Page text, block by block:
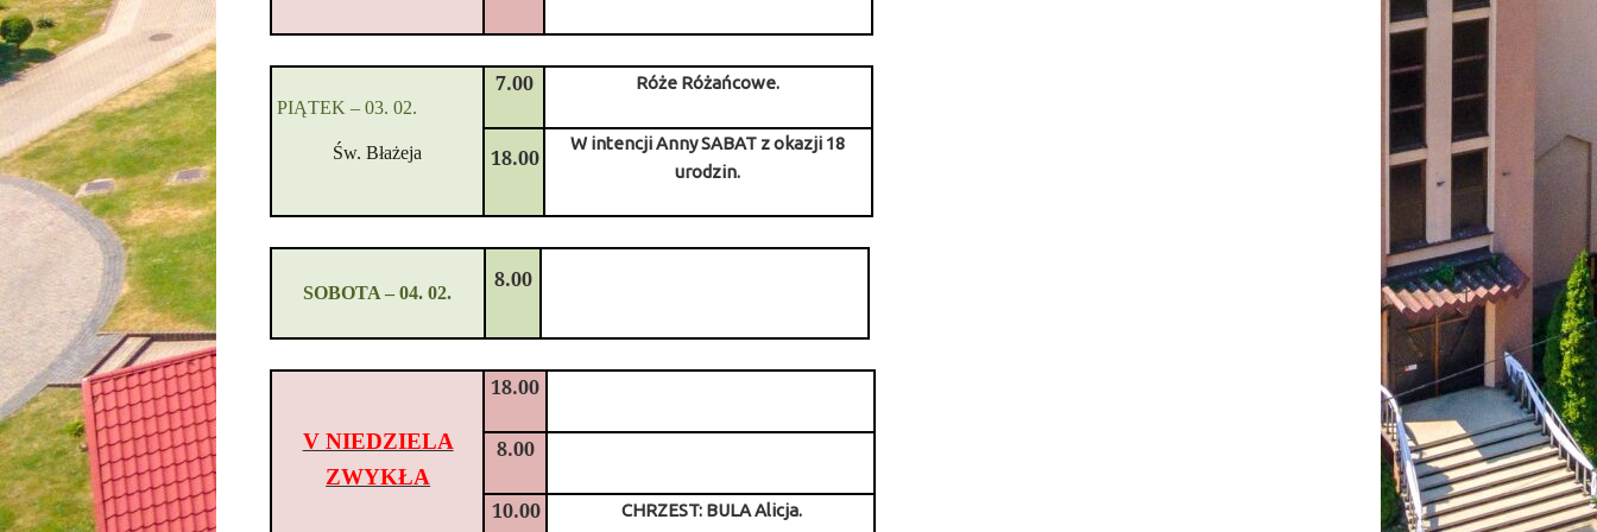
PIĄTEK – 03. 02.
Św. Błażeja
7.00 Róże Różańcowe.
18.00
W intencji Anny SABAT z okazji 18
urodzin.
SOBOTA – 04. 02.
8.00
V NIEDZIELA
ZWYKŁA
18.00
8.00
10.00 CHRZEST: BULA Alicja.